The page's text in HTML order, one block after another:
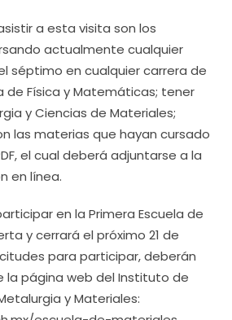
a esta visita son los
actualmente cualquier
séptimo en cualquier carrera de
de Física y Matemáticas; tener
y Ciencias de Materiales;
las materias que hayan cursado
el cual deberá adjuntarse a la
en línea.
en la Primera Escuela de
y cerrará el próximo 21 de
para participar, deberán
la página web del Instituto de
y Materiales: